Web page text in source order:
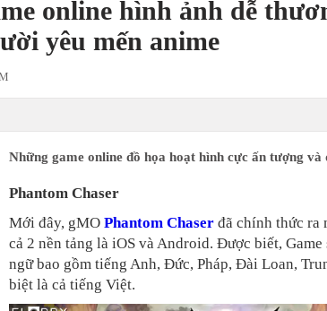
online hình ảnh dễ
yêu mến anime
Những game online đồ họa hoạt hình cực ấn tượng và
Phantom Chaser
Mới đây, gMO Phantom Chaser đã chính thức ra
cả 2 nền tảng là iOS và Android. Được biết,
ngữ bao gồm tiếng Anh, Đức, Pháp, Đài Loan,
biệt là cả tiếng Việt.